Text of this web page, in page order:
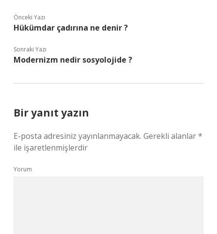
Önceki Yazı
Hükümdar çadırına ne denir ?
Sonraki Yazı
Modernizm nedir sosyolojide ?
Bir yanıt yazın
E-posta adresiniz yayınlanmayacak. Gerekli alanlar*
ile işaretlenmişlerdir
Yorum